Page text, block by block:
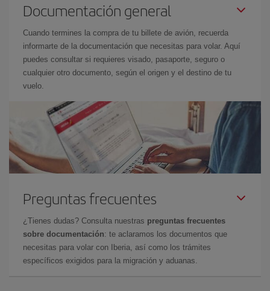
Documentación general
Cuando termines la compra de tu billete de avión, recuerda
informarte de la documentación que necesitas para volar. Aquí
puedes consultar si requieres visado, pasaporte, seguro o
cualquier otro documento, según el origen y el destino de tu
vuelo.
Preguntas frecuentes
¿Tienes dudas? Consulta nuestras preguntas frecuentes
sobre documentación: te aclaramos los documentos que
necesitas para volar con Iberia, así como los trámites
específicos exigidos para la migración y aduanas.